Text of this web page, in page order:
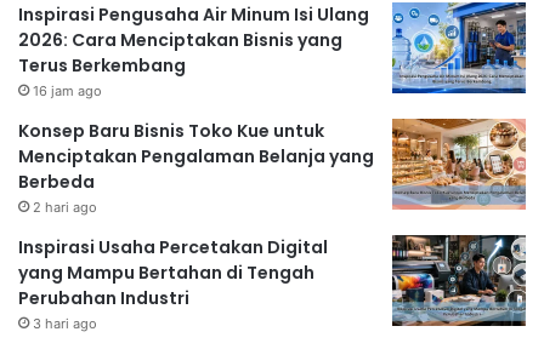
Inspirasi Pengusaha Air Minum Isi Ulang
2026: Cara Menciptakan Bisnis yang
Terus Berkembang
16 jam ago
Konsep Baru Bisnis Toko Kue untuk
Menciptakan Pengalaman Belanja yang
Berbeda
2 hari ago
Inspirasi Usaha Percetakan Digital
yang Mampu Bertahan di Tengah
Perubahan Industri
3 hari ago